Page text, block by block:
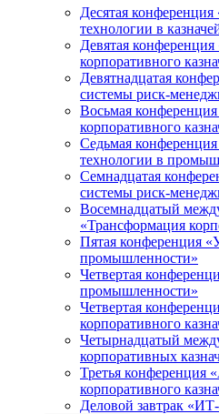
Десятая
технологии в
Девятая
корпоративного
Девятнадцатая
системы риск-
Восьмая
корпоративного
Седьмая
технологии в
Семнадцатая
системы риск-
Восемнадцатый
«Трансформация
Пятая конференция
промышленности»
Четвертая
промышленности»
Четвертая
корпоративного
Четырнадцатый
корпоративных
Третья конференция
корпоративного
Деловой завтрак «ИТ-